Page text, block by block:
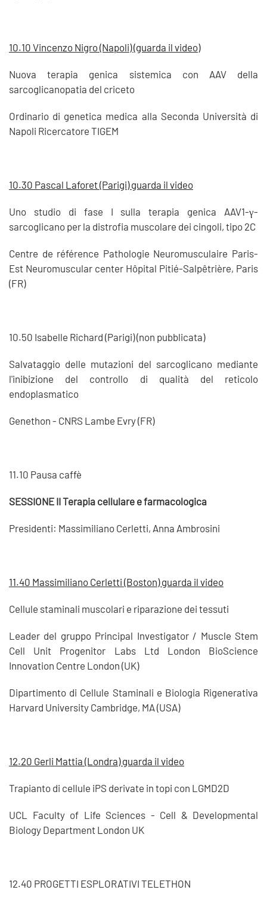
10.10 Vincenzo Nigro (Napoli) (guarda il video)
Nuova terapia genica sistemica con AAV della
sarcoglicanopatia del criceto
Ordinario di genetica medica alla Seconda Università di
Napoli Ricercatore TIGEM
10.30 Pascal Laforet (Parigi) guarda il video
Uno studio di fase I sulla terapia genica AAV1-γ-
sarcoglicano per la distrofia muscolare dei cingoli, tipo 2C
Centre de référence Pathologie Neuromusculaire Paris-
Est Neuromuscular center Hôpital Pitié-Salpêtrière, Paris
(FR)
10.50 Isabelle Richard (Parigi) (non pubblicata)
Salvataggio delle mutazioni del sarcoglicano mediante
l'inibizione del controllo di qualità del reticolo
endoplasmatico
Genethon - CNRS Lambe Evry (FR)
11.10 Pausa caffè
SESSIONE II Terapia cellulare e farmacologica
Presidenti: Massimiliano Cerletti, Anna Ambrosini
11.40 Massimiliano Cerletti (Boston) guarda il video
Cellule staminali muscolari e riparazione dei tessuti
Leader del gruppo Principal Investigator / Muscle Stem
Cell Unit Progenitor Labs Ltd London BioScience
Innovation Centre London (UK)
Dipartimento di Cellule Staminali e Biologia Rigenerativa
Harvard University Cambridge, MA (USA)
12.20 Gerli Mattia (Londra) guarda il video
Trapianto di cellule iPS derivate in topi con LGMD2D
UCL Faculty of Life Sciences - Cell & Developmental
Biology Department London UK
12.40 PROGETTI ESPLORATIVI TELETHON